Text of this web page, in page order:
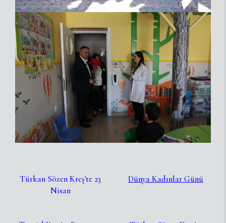
Türkan Sözen Kreş'te 23
Nisan
Dünya Kadınlar Günü